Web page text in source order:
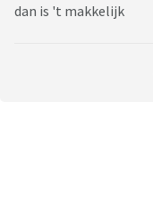
dan is 't makkelijk